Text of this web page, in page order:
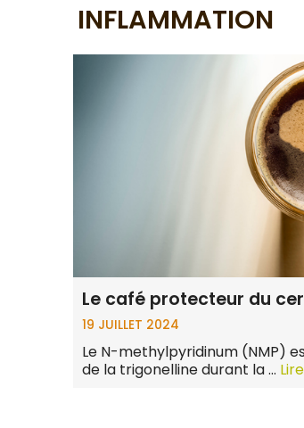
INFLAMMATION
Le café protecteur du
19 JUILLET 2024
Le N-methylpyridinum (NMP)
de la trigonelline durant la …